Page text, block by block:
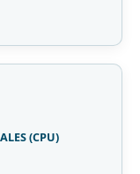
(CPU)